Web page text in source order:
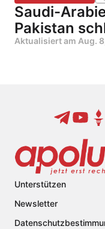
Saudi-
Pakistan
Aktualisiert am Aug.
Unterstützen
Newsletter